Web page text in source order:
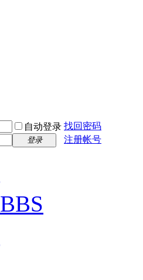
自动登录 找回密码
登录 注册帐号
BBS